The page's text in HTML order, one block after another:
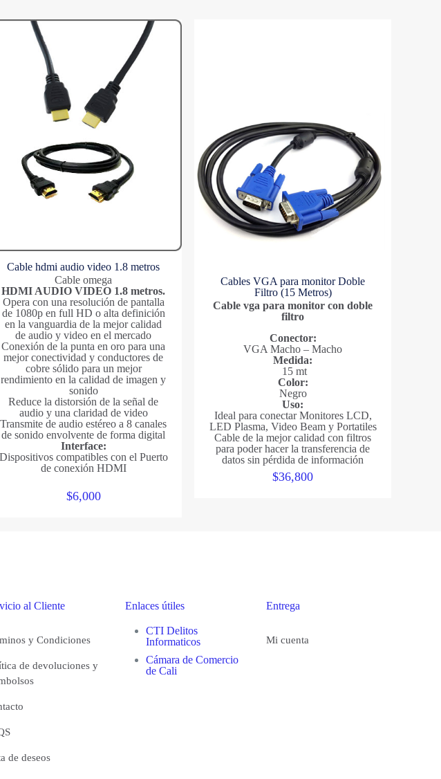
Cable hdmi audio video 1.8 metros
Cable omega
HDMI AUDIO VIDEO 1.8 metros.
Opera con una resolución de pantalla
de 1080p en full HD o alta definición
en la vanguardia de la mejor calidad
de audio y video en el mercado
Conexión de la punta en oro para una
mejor conectividad y conductores de
cobre sólido para un mejor
rendimiento en la calidad de imagen y
sonido
Reduce la distorsión de la señal de
audio y una claridad de video
Transmite de audio estéreo a 8 canales
de sonido envolvente de forma digital
Interface:
Dispositivos compatibles con el Puerto
de conexión HDMI
$6,000
Cables VGA para monitor Doble
Filtro (15 Metros)
Cable vga para monitor con doble
filtro
Conector:
VGA Macho – Macho
Medida:
15 mt
Color:
Negro
Uso:
Ideal para conectar Monitores LCD,
LED Plasma, Video Beam y Portatiles
Cable de la mejor calidad con filtros
para poder hacer la transferencia de
datos sin pérdida de información
$36,800
al Cliente
y Condiciones
de devoluciones y
de deseos
Enlaces útiles
CTI Delitos
Informaticos
Cámara de Comercio
de Cali
Entrega
Mi cuenta